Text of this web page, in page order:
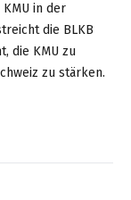
in der
die BLKB
die KMU zu
zu stärken.